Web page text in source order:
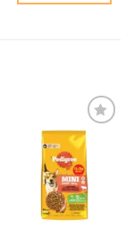
KEDVENCEKHEZ